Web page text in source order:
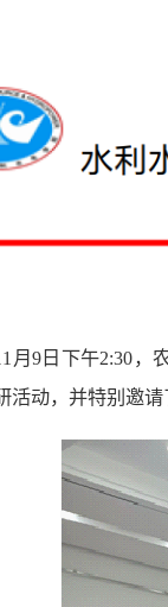
月9日下午2:30
活动，并特别邀